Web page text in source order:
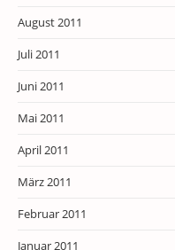
August 2011
Juli 2011
Juni 2011
Mai 2011
April 2011
März 2011
Februar 2011
Januar 2011